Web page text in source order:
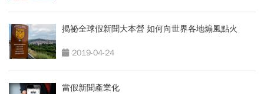
揭祕全球假新聞大本營 如何向世界各地煽風點火
2019-04-24
當假新聞產業化